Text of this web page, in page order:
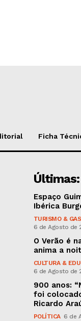
Ficha
Últimas:
Espaço
Ibérica
TURISMO &
6 de Agosto de
O Verão é
anima a
CULTURA &
6 de Agosto de
900 anos:
foi
Ricardo
POLÍTICA 6 de